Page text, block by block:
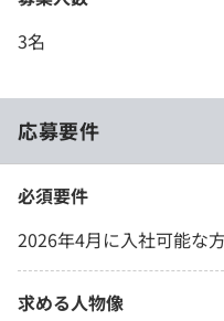
3名
応募要件
必須要件
2026年4月に入社可能な
求める人物像